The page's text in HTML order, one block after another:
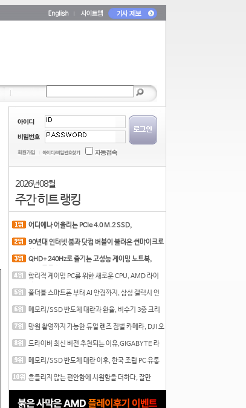
2026년 08월
주간 히트 랭킹
어디에나 어울리는 PCIe 4.0 M.2 SSD,
90년대 인터넷 붐과 닷컴 버블이 불러온 썬마이크로
QHD+ 240Hz로 즐기는 고성능 게이밍 노트북,
합리적 게이밍 PC를 위한 새로운 CPU, AMD 라이
폴더블 스마트폰 부터 AI 안경까지, 삼성 갤럭시 언
메모리/SSD 반도체 대란과 환율, 비수기 3중 크리
망원 촬영까지 가능한 듀얼 렌즈 짐벌 카메라, DJI 오
드라이버 최신 버전 추천되는 이유,GIGABYTE 라
메모리/SSD 반도체 대란 이후, 한국 조립 PC 유통
흔들리지 않는 편안함에 시원함을 더하다, 잘만